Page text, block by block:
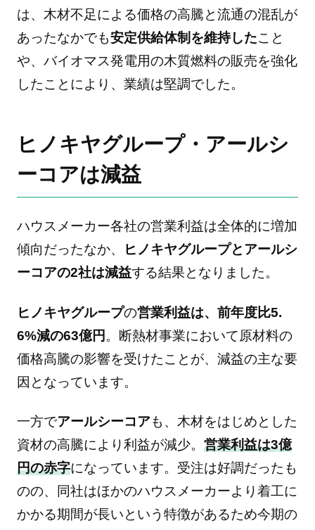
は、木材不足による価格の高騰と流通の混乱が
あったなかでも安定供給体制を維持したこと
や、バイオマス発電用の木質燃料の販売を強化
したことにより、業績は堅調でした。
ヒノキヤグループ・アールシ
ーコアは減益
ハウスメーカー各社の営業利益は全体的に増加
傾向だったなか、
ヒノキヤグループとアールシ
ーコアの2社は減益する結果となりました。
ヒノキヤグループの営業利益は、前年度比5.
6%減の63億円 。断熱材事業において原材料の
価格高騰の影響を受けたことが、減益の主な要
因となっています。
一方でアールシーコアも、木材をはじめとした
資材の高騰により利益が減少。 営業利益は3億
円の赤字になっています。受注は好調だったも
のの、同社はほかのハウスメーカーより着工に
かかる期間が長いという特徴があるため今期の